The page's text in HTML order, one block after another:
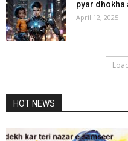
pyar dhokha
April 12, 2025
HOT NEWS